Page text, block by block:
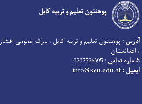
پوهنتون تعلیم و تربیه کابل
آدرس : پوهنتون تعلیم و تربیه کابل ، سرک عمومی
، افغانستان
شماره تماس :
ایمیل :